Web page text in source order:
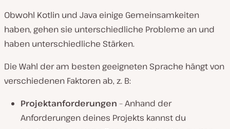
Obwohl Kotlin und Java einige Gemeinsamkeiten
haben, gehen sie unterschiedliche Probleme an und
haben unterschiedliche Stärken.
Die Wahl der am besten geeigneten Sprache hängt von
verschiedenen Faktoren ab, z. B:
Projektanforderungen – Anhand der
Anforderungen deines Projekts kannst du